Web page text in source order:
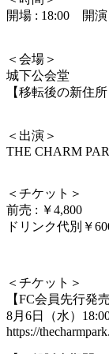
開場 : 18:00 開演
＜会場＞
城下公会堂
【移転後の新住
＜出演＞
THE CHARM
＜チケット＞
前売 : ￥4,800
ドリンク代別￥
＜チケット＞
【FC会員先行発
8月6日（水）
https://